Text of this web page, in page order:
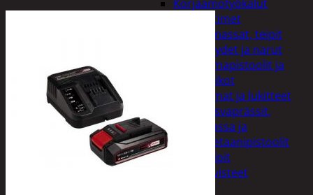
Korjaamotyökalut
Lämmittimet
Liimat, massat, teipit
Köydet ja narut
Liimapistoolit ja
puikot
Liimat ja lukitteet
Rasvaprässit,
massa ja
uretaanipistoolit
Teipit
Tiivisteet